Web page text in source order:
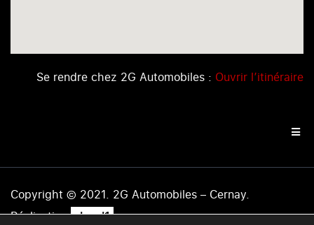
Se rendre chez 2G Automobiles : Ouvrir l’itinéraire
Copyright © 2021. 2G Automobiles – Cernay.
Réalisation .level1